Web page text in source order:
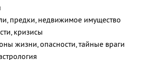
предки, недвижимое имущество
кризисы
жизни, опасности, тайные враги